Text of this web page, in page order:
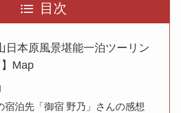
目次
日本原風景堪能一泊ツーリン
Map
宿泊先「御宿 野乃」さんの感想